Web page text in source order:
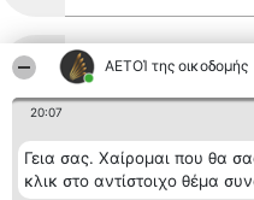
ΑΕΤΟΊ της οικοδομής
20:07
Γεια σας. Χαίρομαι που θα
κλικ στο αντίστοιχο θέμα
Μιχελάκης